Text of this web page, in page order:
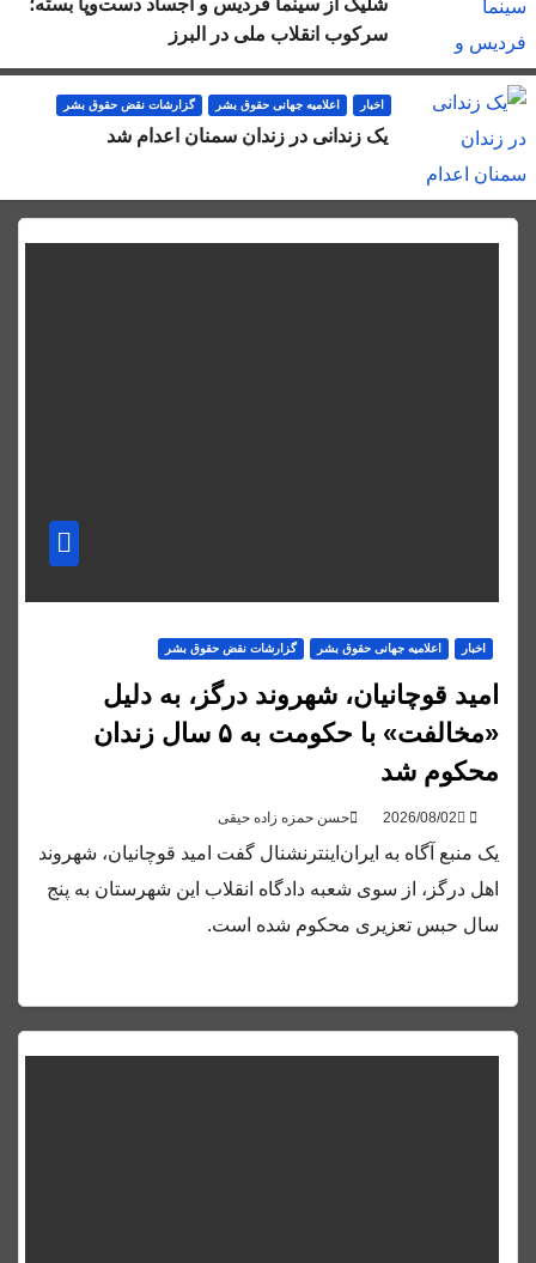
سرکوب انقلاب ملی در البرز
اخبار اعلاميه جهانی حقوق بشر گزارشات نقض حقوق بشر
یک زندانی در زندان سمنان اعدام شد
اخبار اعلاميه جهانی حقوق بشر گزارشات نقض حقوق بشر
امید قوچانیان، شهروند درگز، به دلیل
«مخالفت» با حکومت به ۵ سال زندان
محکوم شد
حسن حمزه زاده حیقی
یک منبع آگاه به ایران‌اینترنشنال گفت امید قوچانیان، شهروند
اهل درگز، از سوی شعبه دادگاه انقلاب این شهرستان به پنج
سال حبس تعزیری محکوم شده است.